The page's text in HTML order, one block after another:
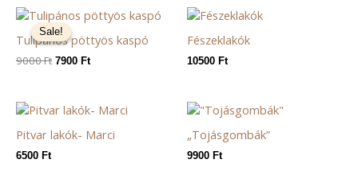
Sale!
Sale!
Tulipános pöttyös kaspó
9000Ft
Original
price
was:
7900 Ft
Current
price
is:
Fészeklakók
10500 Ft
Pitvar lakók- Marci
6500 Ft
„Tojásgombák”
9900 Ft